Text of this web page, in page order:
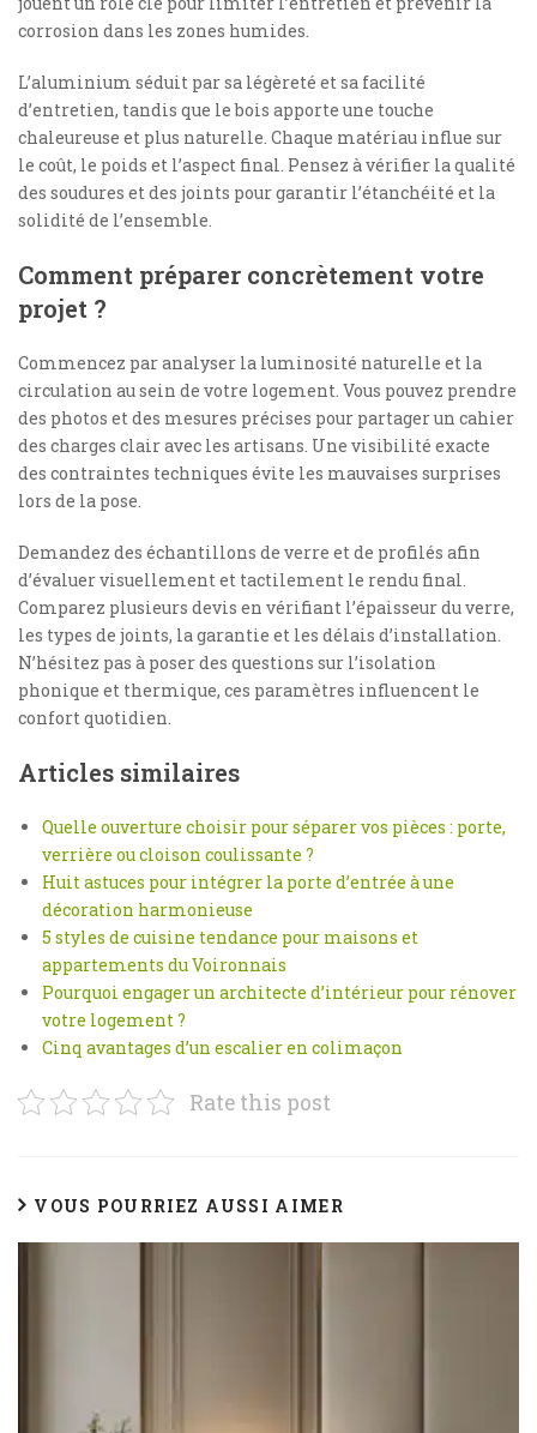
corrosion dans les zones humides.
L’aluminium séduit par sa légèreté et sa facilité
d’entretien, tandis que le bois apporte une touche
chaleureuse et plus naturelle. Chaque matériau influe sur
le coût, le poids et l’aspect final. Pensez à vérifier la qualité
des soudures et des joints pour garantir l’étanchéité et la
solidité de l’ensemble.
Comment préparer concrètement votre
projet ?
Commencez par analyser la luminosité naturelle et la
circulation au sein de votre logement. Vous pouvez prendre
des photos et des mesures précises pour partager un cahier
des charges clair avec les artisans. Une visibilité exacte
des contraintes techniques évite les mauvaises surprises
lors de la pose.
Demandez des échantillons de verre et de profilés afin
d’évaluer visuellement et tactilement le rendu final.
Comparez plusieurs devis en vérifiant l’épaisseur du verre,
les types de joints, la garantie et les délais d’installation.
N’hésitez pas à poser des questions sur l’isolation
phonique et thermique, ces paramètres influencent le
confort quotidien.
Articles similaires
Quelle ouverture choisir pour séparer vos pièces : porte,
verrière ou cloison coulissante ?
Huit astuces pour intégrer la porte d’entrée à une
décoration harmonieuse
5 styles de cuisine tendance pour maisons et
appartements du Voironnais
Pourquoi engager un architecte d’intérieur pour rénover
votre logement ?
Cinq avantages d’un escalier en colimaçon
Rate this post
VOUS POURRIEZ AUSSI AIMER